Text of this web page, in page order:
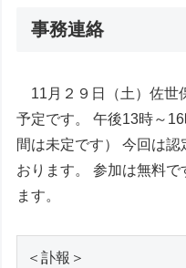
事務連絡
11月２９日（土）佐世
予定です。 午後13時～
間は未定です） 今回は
おります。 参加は無料
ます。
＜訃報＞